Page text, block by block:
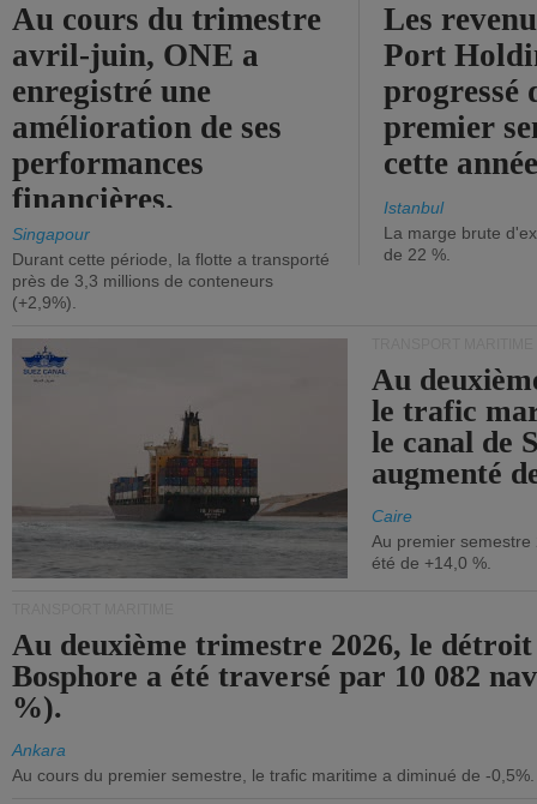
Au cours du trimestre
avril-juin, ONE a
enregistré une
amélioration de ses
performances
financières.
Singapour
Durant cette période, la flotte a transporté
près de 3,3 millions de conteneurs
(+2,9%).
Les
Port
progressé
premier
cette
Istanbul
La marge brute
de 22 %.
Au
le trafic
le canal de
augmenté
Caire
Au premier
été de +14,0 %.
Au deuxième trimestre 2026, le
Bosphore a été traversé par 10 082
%).
Ankara
Au cours du premier semestre, le trafic maritime a diminué de -0,5%.